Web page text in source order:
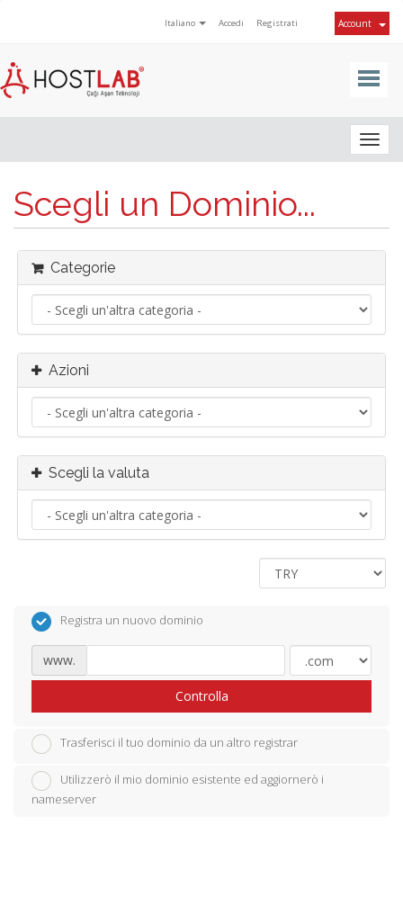
Italiano Accedi Registrati Account
Scegli un Dominio...
Categorie
Azioni
Scegli la valuta
Registra un nuovo dominio
www.
Controlla
Trasferisci il tuo dominio da un altro registrar
Utilizzerò il mio dominio esistente ed aggiornerò i
nameserver